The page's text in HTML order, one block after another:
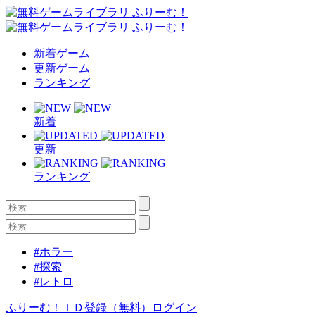
新着ゲーム
更新ゲーム
ランキング
新着
更新
ランキング
#ホラー
#探索
#レトロ
ふりーむ！ＩＤ登録（無料） ログイン